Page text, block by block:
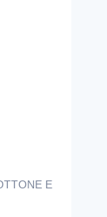
E